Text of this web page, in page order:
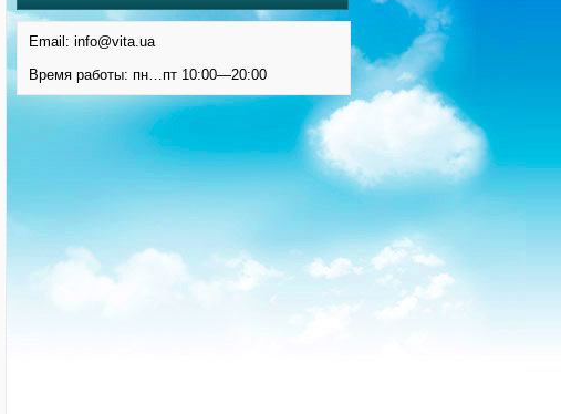
Email: info@vita.ua
Время работы: пн…пт 10:00—20:00